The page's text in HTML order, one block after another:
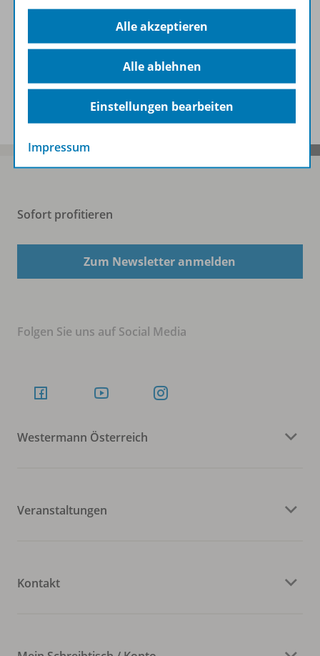
Beschreibung
Zugehörige Produkte
Sofort profitieren
Zum Newsletter anmelden
Folgen Sie uns auf Social Media
Westermann Österreich
Veranstaltungen
Kontakt
Alle akzeptieren
Alle ablehnen
Einstellungen bearbeiten
Impressum